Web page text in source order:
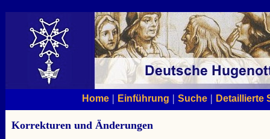
Home| Einführung | Suche| Detaillierte
Korrekturen und Änderungen